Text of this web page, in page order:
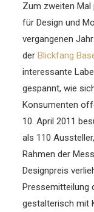
Zum zweiten Mal
für Design und
vergangenen
derBlickfang
interessante
gespannt, wie
Konsumenten
10. April 2011
als 110
Rahmen der
Designpreis
Pressemitteilung
gestalterisch mit